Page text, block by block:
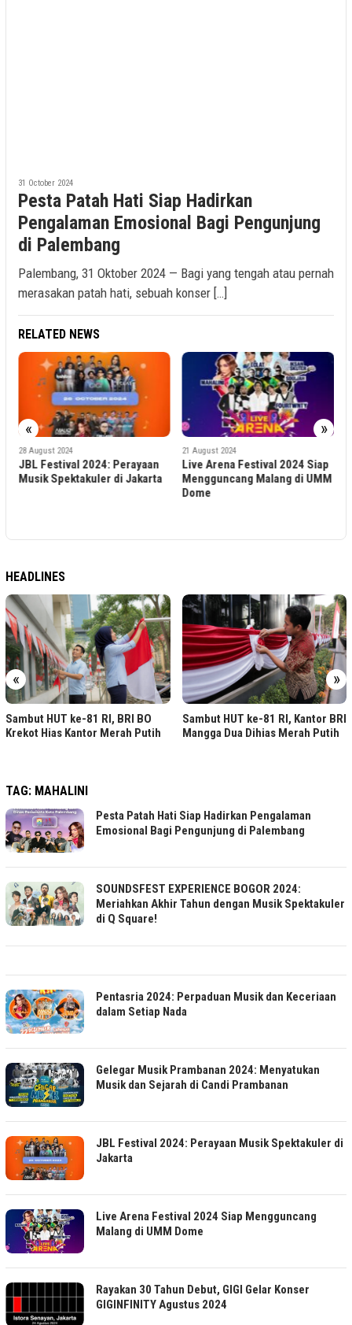
31 October 2024
Pesta Patah Hati Siap Hadirkan
Pengalaman Emosional Bagi Pengunjung
di Palembang
Palembang, 31 Oktober 2024 — Bagi yang tengah atau pernah
merasakan patah hati, sebuah konser […]
RELATED NEWS
« »
28 August 2024
JBL Festival 2024: Perayaan
Musik Spektakuler di Jakarta
21 August 2024
Live Arena Festival 2024 Siap
Mengguncang Malang di UMM
Dome
HEADLINES
« »
Sambut HUT ke-81 RI, BRI BO
Krekot Hias Kantor Merah Putih
Sambut HUT ke-81 RI, Kantor BRI
Mangga Dua Dihias Merah Putih
TAG: MAHALINI
Pesta Patah Hati Siap Hadirkan Pengalaman
Emosional Bagi Pengunjung di Palembang
SOUNDSFEST EXPERIENCE BOGOR 2024:
Meriahkan Akhir Tahun dengan Musik Spektakuler
di Q Square!
Pentasria 2024: Perpaduan Musik dan Keceriaan
dalam Setiap Nada
Gelegar Musik Prambanan 2024: Menyatukan
Musik dan Sejarah di Candi Prambanan
JBL Festival 2024: Perayaan Musik Spektakuler di
Jakarta
Live Arena Festival 2024 Siap Mengguncang
Malang di UMM Dome
Rayakan 30 Tahun Debut, GIGI Gelar Konser
GIGINFINITY Agustus 2024